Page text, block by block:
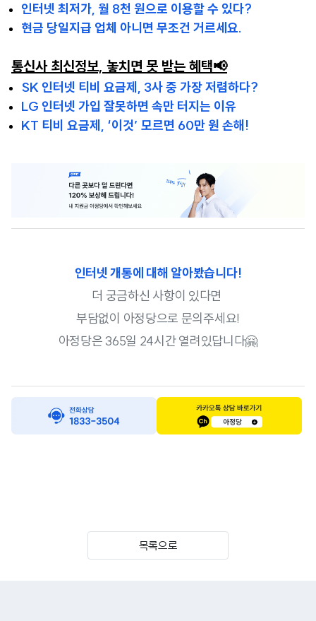
인터넷 최저가, 월 8천 원으로 이용할 수 있다?
현금 당일지급 업체 아니면 무조건 거르세요.
통신사 최신정보, 놓치면 못 받는 혜택📢
SK 인터넷 티비 요금제, 3사 중 가장 저렴하다?
LG 인터넷 가입 잘못하면 속만 터지는 이유
KT 티비 요금제, ‘이것’ 모르면 60만 원 손해!
인터넷 개통에 대해 알아봤습니다!
더 궁금하신 사항이 있다면
부담없이 아정당으로 문의주세요!
아정당은 365일 24시간 열려있답니다🤗
목록으로